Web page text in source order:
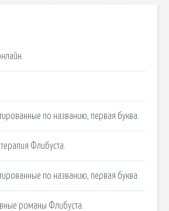
по названию, первая буква.
Флибуста.
по названию, первая буква.
романы Флибуста.